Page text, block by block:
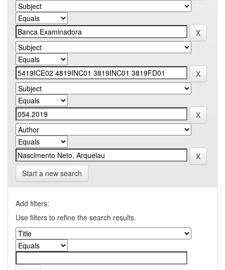
Start a new search
Add filters:
Use filters to refine the search results.